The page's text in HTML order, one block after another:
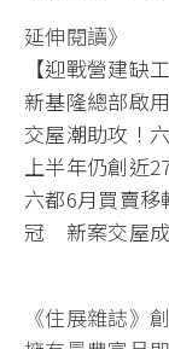
延伸閱讀》
【迎戰營建缺
新基隆總部啟
交屋潮助攻！
上半年仍創近
六都6月買賣
冠 新案交屋
《住展雜誌》